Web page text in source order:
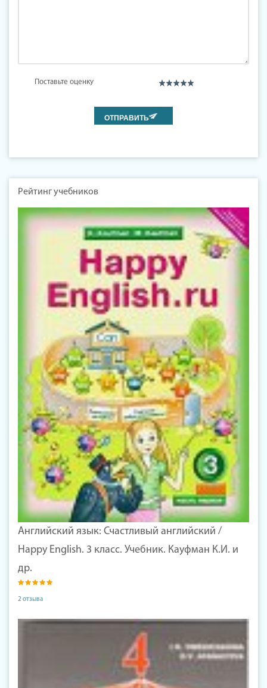
Поставьте оценку
Рейтинг учебников
Английский язык: Счастливый английский /
Happy English. 3 класс. Учебник. Кауфман К.И. и
др.
2 отзыва